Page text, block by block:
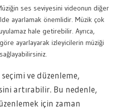
ses seviyesini videonun diğer
ayarlamak önemlidir. Müzik çok
hale getirebilir. Ayrıca,
ayarlayarak izleyicilerin müziği
ve düzenleme,
artırabilir. Bu nedenle,
için zaman